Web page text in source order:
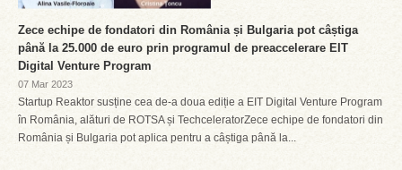
Zece echipe de fondatori din România și Bulgaria pot câștiga
până la 25.000 de euro prin programul de preaccelerare EIT
Digital Venture Program
07 Mar 2023
Startup Reaktor susține cea de-a doua ediție a EIT Digital Venture Program
în România, alături de ROTSA și TechceleratorZece echipe de fondatori din
România și Bulgaria pot aplica pentru a câștiga până la...